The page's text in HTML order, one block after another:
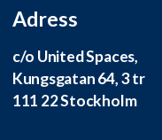
Adress
c/o United Spaces,
Kungsgatan 64, 3 tr
111 22 Stockholm